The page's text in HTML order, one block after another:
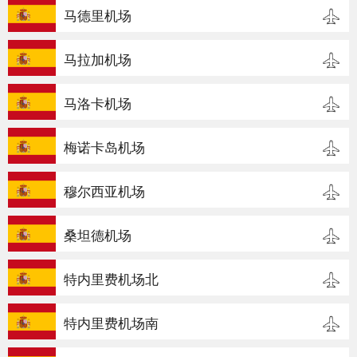
马德里机场
马拉加机场
马洛卡机场
梅诺卡岛机场
穆尔西亚机场
桑坦德机场
特内里费机场北
特内里费机场南